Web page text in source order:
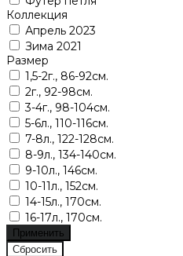
Коллекция
Апрель 2023
Зима 2021
Размер
1,5-2г., 86-92см.
2г., 92-98см.
3-4г., 98-104см.
5-6л., 110-116см.
7-8л., 122-128см.
8-9л., 134-140см.
9-10л., 146см.
10-11л., 152см.
14-15л., 170см.
16-17л., 170см.